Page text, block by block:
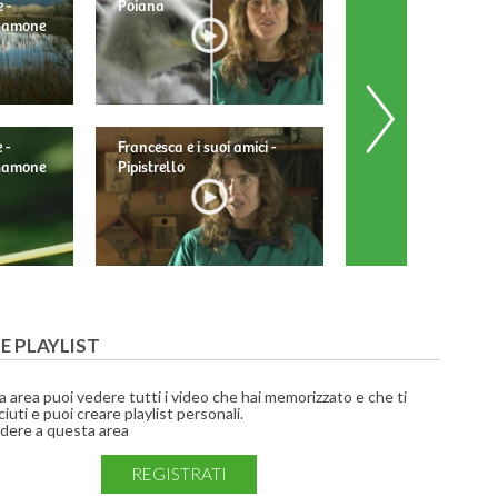
-
-
Poiana
Francesca e i suoi amici -
Pipistrello
Francesca e i suoi
PLAYLIST
area puoi vedere tutti i video che hai memorizzato e che ti
e puoi creare playlist personali.
a questa area
REGISTRATI